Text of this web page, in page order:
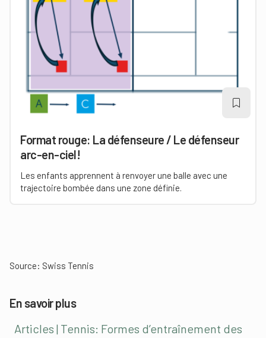
Format rouge: La défenseure / Le défenseur
arc-en-ciel!
Les enfants apprennent à renvoyer une balle avec une
trajectoire bombée dans une zone définie.
Source: Swiss Tennis
En savoir plus
Articles | Tennis: Formes d’entraînement des